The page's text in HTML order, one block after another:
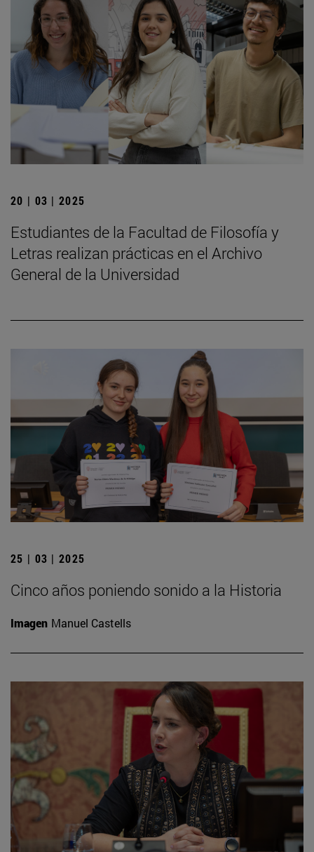
20 | 03 | 2025
Estudiantes de la Facultad de Filosofía y
Letras realizan prácticas en el Archivo
General de la Universidad
25 | 03 | 2025
Cinco años poniendo sonido a la Historia
Imagen Manuel Castells